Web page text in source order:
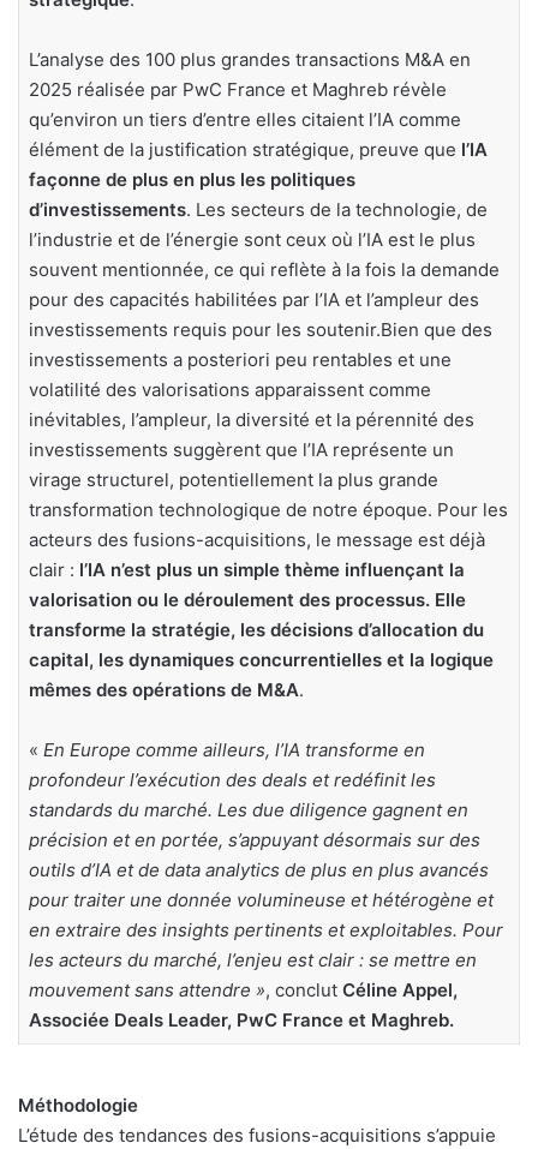
L’analyse des 100 plus grandes transactions M&A en
2025 réalisée par PwC France et Maghreb révèle
qu’environ un tiers d’entre elles citaient l’IA comme
élément de la justification stratégique, preuve que l’IA
façonne de plus en plus les politiques
d’investissements. Les secteurs de la technologie, de
l’industrie et de l’énergie sont ceux où l’IA est le plus
souvent mentionnée, ce qui reflète à la fois la demande
pour des capacités habilitées par l’IA et l’ampleur des
investissements requis pour les soutenir.Bien que des
investissements a posteriori peu rentables et une
volatilité des valorisations apparaissent comme
inévitables, l’ampleur, la diversité et la pérennité des
investissements suggèrent que l’IA représente un
virage structurel, potentiellement la plus grande
transformation technologique de notre époque. Pour les
acteurs des fusions-acquisitions, le message est déjà
clair : l’IA n’est plus un simple thème influençant la
valorisation ou le déroulement des processus. Elle
transforme la stratégie, les décisions d’allocation du
capital, les dynamiques concurrentielles et la logique
mêmes des opérations de M&A.
« En Europe comme ailleurs, l’IA transforme en
profondeur l’exécution des deals et redéfinit les
standards du marché. Les due diligence gagnent en
précision et en portée, s’appuyant désormais sur des
outils d’IA et de data analytics de plus en plus avancés
pour traiter une donnée volumineuse et hétérogène et
en extraire des insights pertinents et exploitables. Pour
les acteurs du marché, l’enjeu est clair : se mettre en
mouvement sans attendre », conclut Céline Appel,
Associée Deals Leader, PwC France et Maghreb.
Méthodologie
L’étude des tendances des fusions-acquisitions s’appuie